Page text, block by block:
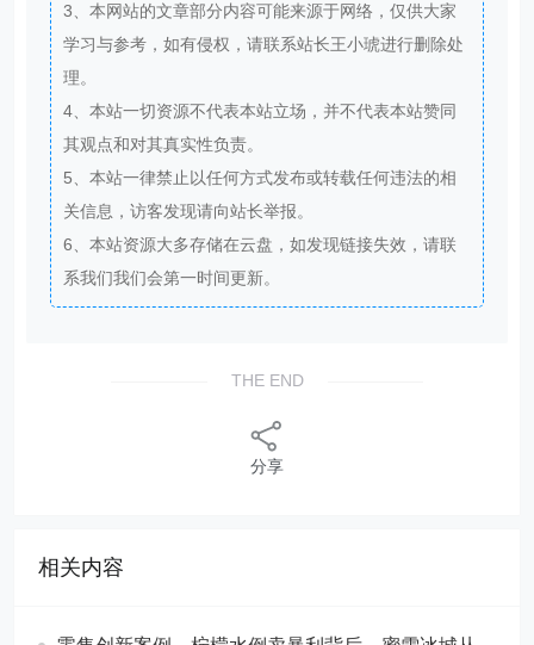
3、本网站的文章部分内容可能来源于网络，仅供大家
学习与参考，如有侵权，请联系站长王小琥进行删除处
理。
4、本站一切资源不代表本站立场，并不代表本站赞同
其观点和对其真实性负责。
5、本站一律禁止以任何方式发布或转载任何违法的相
关信息，访客发现请向站长举报。
6、本站资源大多存储在云盘，如发现链接失效，请联
系我们我们会第一时间更新。
THE END
分享
相关内容